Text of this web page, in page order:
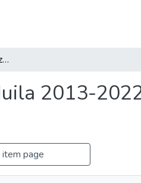
Marco Fiscal Mediano Plazo Elías Huila 2013-2022: MFMP Elías Huila 2013-2022
2013-
page